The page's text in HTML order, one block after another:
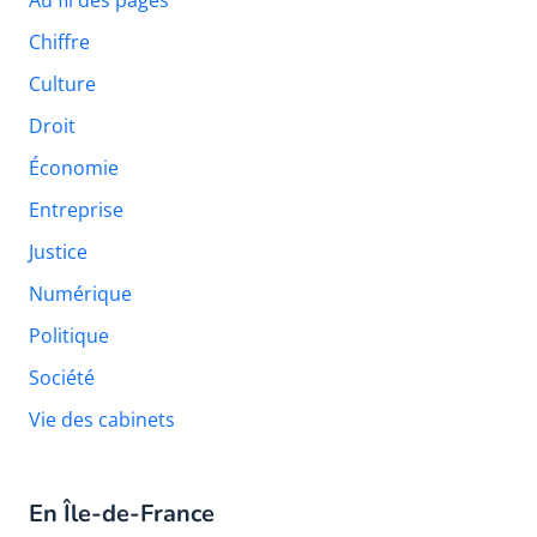
Chiffre
Culture
Droit
Économie
Entreprise
Justice
Numérique
Politique
Société
Vie des cabinets
En Île-de-France